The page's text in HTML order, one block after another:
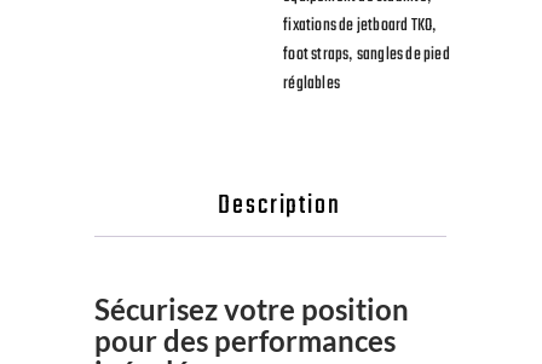
fixations de jetboard TKO,
foot straps, sangles de pied
réglables
Description
Sécurisez votre position
pour des performances